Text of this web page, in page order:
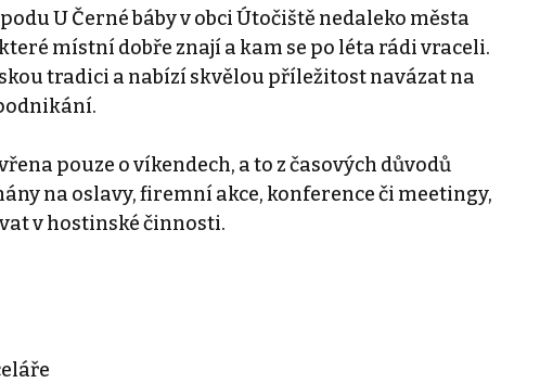
U Černé báby v obci Útočiště nedaleko města
místní dobře znají a kam se po léta rádi vraceli.
tradici a nabízí skvělou příležitost navázat na
pouze o víkendech, a to z časových důvodů
na oslavy, firemní akce, konference či meetingy,
v hostinské činnosti.